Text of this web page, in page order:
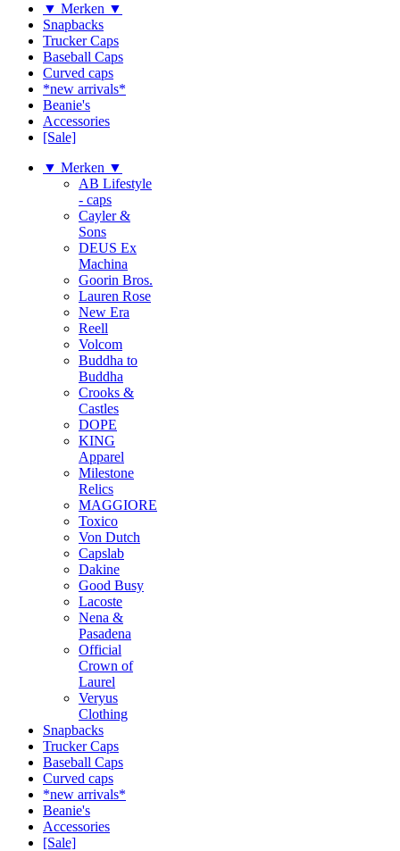
▼ Merken ▼
Snapbacks
Trucker Caps
Baseball Caps
Curved caps
*new arrivals*
Beanie's
Accessories
[Sale]
▼ Merken ▼
AB Lifestyle
- caps
Cayler &
Sons
DEUS Ex
Machina
Goorin Bros.
Lauren Rose
New Era
Reell
Volcom
Buddha to
Buddha
Crooks &
Castles
DOPE
KING
Apparel
Milestone
Relics
MAGGIORE
Toxico
Von Dutch
Capslab
Dakine
Good Busy
Lacoste
Nena &
Pasadena
Official
Crown of
Laurel
Veryus
Clothing
Snapbacks
Trucker Caps
Baseball Caps
Curved caps
*new arrivals*
Beanie's
Accessories
[Sale]